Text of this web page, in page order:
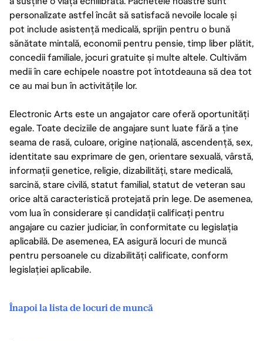
personalizate astfel încât să satisfacă nevoile locale și
pot include asistență medicală, sprijin pentru o bună
sănătate mintală, economii pentru pensie, timp liber plătit,
concedii familiale, jocuri gratuite și multe altele. Cultivăm
medii în care echipele noastre pot întotdeauna să dea tot
ce au mai bun în activitățile lor.
Electronic Arts este un angajator care oferă oportunități
egale. Toate deciziile de angajare sunt luate fără a ține
seama de rasă, culoare, origine națională, ascendență, sex,
identitate sau exprimare de gen, orientare sexuală, vârstă,
informații genetice, religie, dizabilități, stare medicală,
sarcină, stare civilă, statut familial, statut de veteran sau
orice altă caracteristică protejată prin lege. De asemenea,
vom lua în considerare și candidații calificați pentru
angajare cu cazier judiciar, în conformitate cu legislația
aplicabilă. De asemenea, EA asigură locuri de muncă
pentru persoanele cu dizabilități calificate, conform
legislației aplicabile.
Înapoi la lista de locuri de muncă